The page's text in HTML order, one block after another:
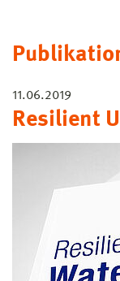
11.06.2019
Resilient